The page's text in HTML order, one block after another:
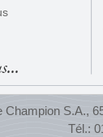
Champion S.A.,
Tél.: